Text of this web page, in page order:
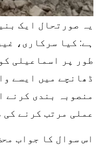
یہ صورتحال ایک
ہے: کیا سرکاری،
طور پر اسماعیلی
ڈھانچے میں ایسے
منصوبہ بندی کرنے
عملی مرتب کرنے کی
اس سوال کا جواب